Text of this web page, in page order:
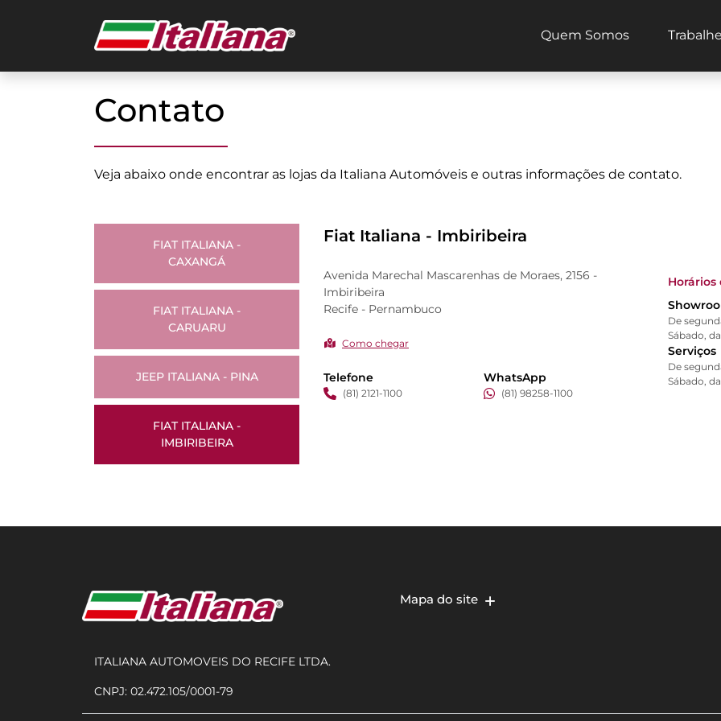
Quem Somos
Contato
Veja abaixo onde encontrar as lojas da Italiana Automóveis e outras informações de contato.
FIAT ITALIANA -
CAXANGÁ
FIAT ITALIANA -
CARUARU
JEEP ITALIANA - PINA
FIAT ITALIANA -
IMBIRIBEIRA
Fiat Italiana - Imbiribeira
Avenida Marechal Mascarenhas de Moraes, 2156 -
Imbiribeira
Recife - Pernambuco
Como chegar
Telefone
(81) 2121-1100
WhatsApp
(81) 98258-1100
De
Sábado,
Serviços
De
Sábado,
Mapa do site
ITALIANA AUTOMOVEIS DO RECIFE LTDA.
CNPJ: 02.472.105/0001-79